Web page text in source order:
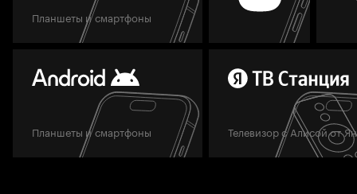
Планшеты и смартфоны
Планшеты и смартфоны Телевизор с Алисой от